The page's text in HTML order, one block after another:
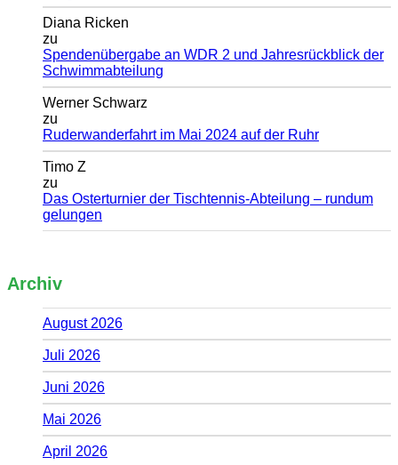
Diana Ricken
zu
Spendenübergabe an WDR 2 und Jahresrückblick der
Schwimmabteilung
Werner Schwarz
zu
Ruderwanderfahrt im Mai 2024 auf der Ruhr
Timo Z
zu
Das Osterturnier der Tischtennis-Abteilung – rundum
gelungen
Archiv
August 2026
Juli 2026
Juni 2026
Mai 2026
April 2026